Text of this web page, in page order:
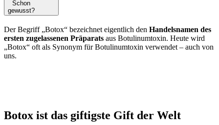
Schon
gewusst?
Der Begriff „Botox“ bezeichnet eigentlich den Handelsnamen des
ersten zugelassenen Präparats aus Botulinumtoxin. Heute wird
„Botox“ oft als Synonym für Botulinumtoxin verwendet – auch von
uns.
Botox ist das giftigste Gift der Welt